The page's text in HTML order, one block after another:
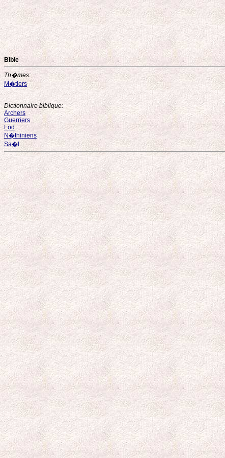
Bible
Th�mes:
M�tiers
Dictionnaire biblique:
Archers
Guerriers
Lod
N�thiniens
Sa�l